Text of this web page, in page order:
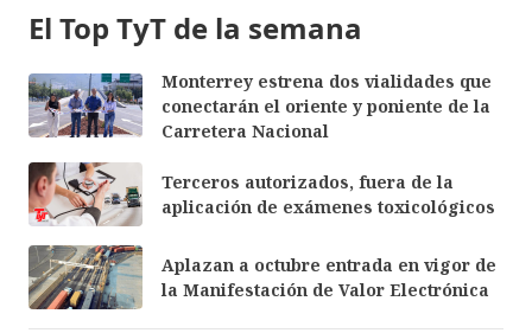
El Top TyT de la semana
Monterrey estrena dos vialidades que
conectarán el oriente y poniente de la
Carretera Nacional
Terceros autorizados, fuera de la
aplicación de exámenes toxicológicos
Aplazan a octubre entrada en vigor de
la Manifestación de Valor Electrónica